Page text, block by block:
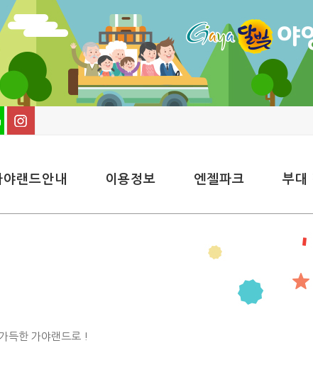
야랜드안내 이용정보 엔젤파크 부대
득한 가야랜드로 !